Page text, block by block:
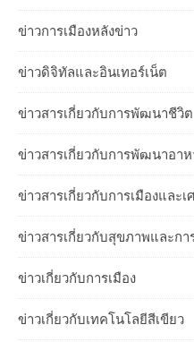
ข่าวการเมืองหลังข่าว
ข่าวดิจิทัลและอินเทอร์เน็ต
ข่าวสารเกี่ยวกับการพัฒนาชีวิต
ข่าวสารเกี่ยวกับการพัฒนาอา
ข่าวสารเกี่ยวกับการเมืองและเ
ข่าวสารเกี่ยวกับสุขภาพและกา
ข่าวเกี่ยวกับการเมือง
ข่าวเกี่ยวกับเทคโนโลยีสีเขียว